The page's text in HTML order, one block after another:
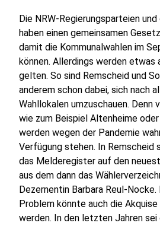
Die NRW-Regierungsparteien
haben einen gemeinsamen
damit die Kommunalwahlen im
können. Allerdings werden etwas
gelten. So sind Remscheid und
anderem schon dabei, sich nach
Wahllokalen umzuschauen. Denn
wie zum Beispiel Altenheime
werden wegen der Pandemie
Verfügung stehen. In Remscheid
das Melderegister auf den
aus dem dann das
Dezernentin Barbara Reul-Nocke.
Problem könnte auch die
werden. In den letzten Jahren